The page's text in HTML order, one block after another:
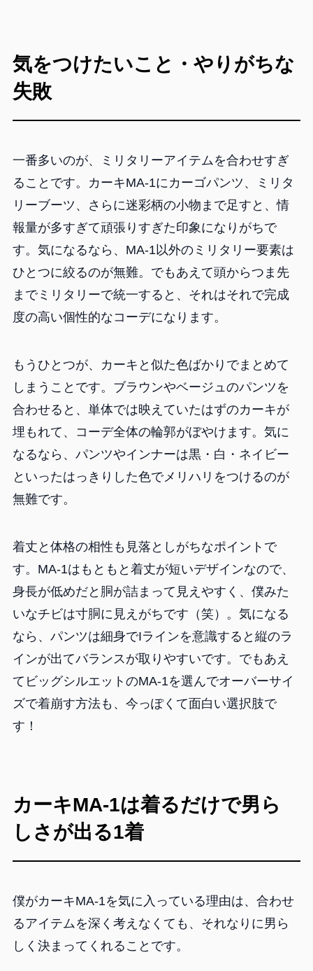
気をつけたいこと・やりがちな
失敗
一番多いのが、ミリタリーアイテムを合わせすぎ
ることです。カーキMA-1にカーゴパンツ、ミリタ
リーブーツ、さらに迷彩柄の小物まで足すと、情
報量が多すぎて頑張りすぎた印象になりがちで
す。気になるなら、MA-1以外のミリタリー要素は
ひとつに絞るのが無難。でもあえて頭からつま先
までミリタリーで統一すると、それはそれで完成
度の高い個性的なコーデになります。
もうひとつが、カーキと似た色ばかりでまとめて
しまうことです。ブラウンやベージュのパンツを
合わせると、単体では映えていたはずのカーキが
埋もれて、コーデ全体の輪郭がぼやけます。気に
なるなら、パンツやインナーは黒・白・ネイビー
といったはっきりした色でメリハリをつけるのが
無難です。
着丈と体格の相性も見落としがちなポイントで
す。MA-1はもともと着丈が短いデザインなので、
身長が低めだと胴が詰まって見えやすく、僕みた
いなチビは寸胴に見えがちです（笑）。気になる
なら、パンツは細身でIラインを意識すると縦のラ
インが出てバランスが取りやすいです。でもあえ
てビッグシルエットのMA-1を選んでオーバーサイ
ズで着崩す方法も、今っぽくて面白い選択肢で
す！
カーキMA-1は着るだけで男ら
しさが出る1着
僕がカーキMA-1を気に入っている理由は、合わせ
るアイテムを深く考えなくても、それなりに男ら
しく決まってくれることです。